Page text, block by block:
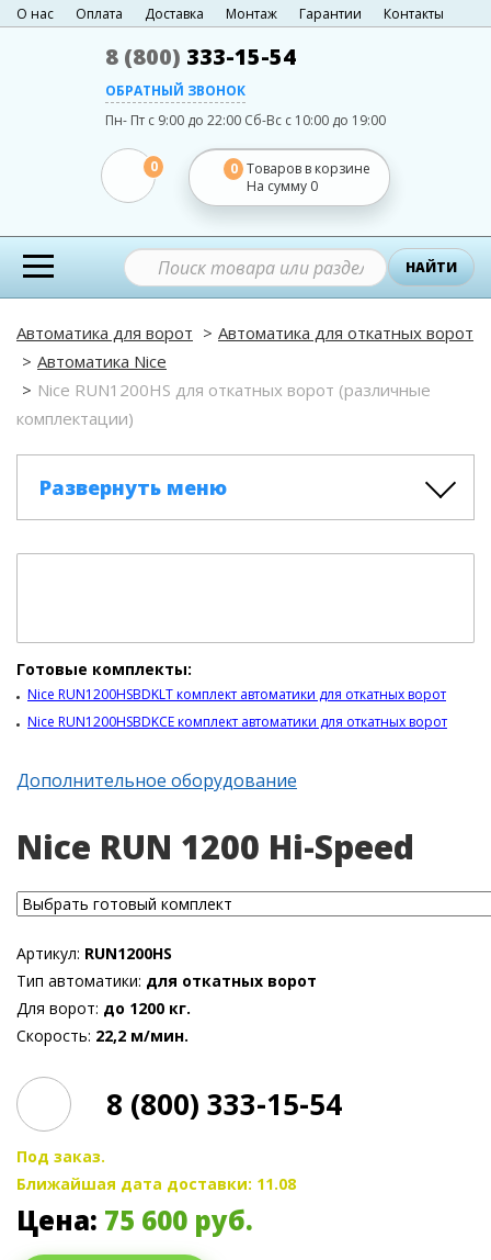
О нас Оплата Доставка Монтаж Гарантии Контакты
8 (800) 333-15-54
ОБРАТНЫЙ ЗВОНОК
Пн- Пт с 9:00 до 22:00 Сб-Вс с 10:00 до 19:00
0 0 Товаров в корзине
На сумму 0
НАЙТИ
Автоматика для ворот
Автоматика для откатных ворот
Автоматика Nice
Nice RUN1200HS для откатных ворот (различные
комплектации)
Развернуть меню
Готовые комплекты:
Nice RUN1200HSBDKLT комплект автоматики для откатных ворот
Nice RUN1200HSBDKCE комплект автоматики для откатных ворот
Дополнительное оборудование
Nice RUN 1200 Hi-Speed
Артикул: RUN1200HS
Тип автоматики: для откатных ворот
Для ворот: до 1200 кг.
Скорость: 22,2 м/мин.
8 (800) 333-15-54
Под заказ.
Ближайшая дата доставки: 11.08
Цена: 75 600 руб.